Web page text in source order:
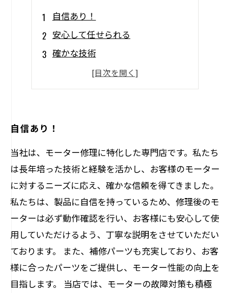
自信あり！
安心して任せられる
確かな技術
迅速に対応
専門知識で解決
自信あり！
当社は、モーター修理に特化した専門店です。私たち
は長年培った技術と経験を活かし、お客様のモーター
に対するニーズに応え、確かな信頼を得てきました。
私たちは、製品に自信を持っているため、修理後のモ
ーターは必ず動作確認を行い、お客様にも安心して使
用していただけるよう、丁寧な説明をさせていただい
ております。 また、補修パーツも充実しており、お客
様に合ったパーツをご提供し、モーター性能の向上を
目指します。 当店では、モーターの故障対策も積極